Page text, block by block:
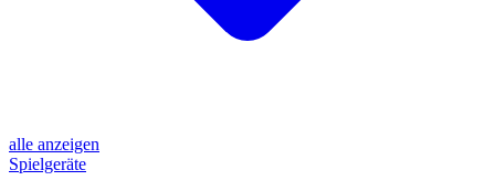
alle anzeigen
Spielgeräte